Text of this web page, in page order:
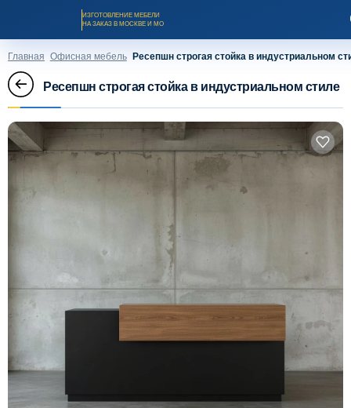
ИЗГОТОВЛЕНИЕ МЕБЕЛИ
НА ЗАКАЗ В МОСКВЕ И МО
Заказать звонок
Каталог мебели на заказ
Оплата и доставка
Рассрочка и кредит
Главная Офисная мебель Ресепшн строгая стойка в индустриальном
Ресепшн строгая стойка в индустриальном стиле